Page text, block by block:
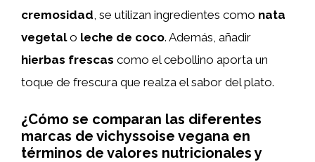
cremosidad , se utilizan ingredientes como nata
vegetalo leche de coco. Además, añadir
hierbas frescas como el cebollino aporta un
toque de frescura que realza el sabor del plato.
¿Cómo se comparan las diferentes
marcas de vichyssoise vegana en
términos de valores nutricionales y